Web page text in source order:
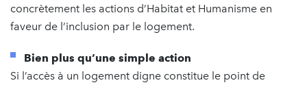
concrètement les actions d’Habitat et Humanisme en
faveur de l’inclusion par le logement.
Bien plus qu’une simple action
Si l’accès à un logement digne constitue le point de